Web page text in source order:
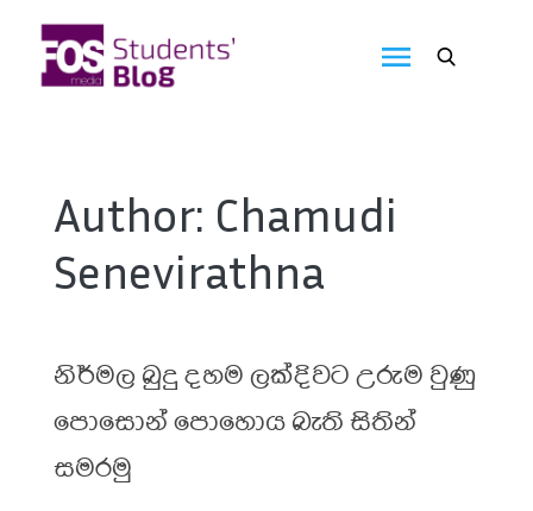
content
Blog
Author: Chamudi
Senevirathna
නිර්මල බුදු දහම ලක්දිවට උරුම වුණු
පොසොන් පොහොය බැති සිතින්
සමරමු